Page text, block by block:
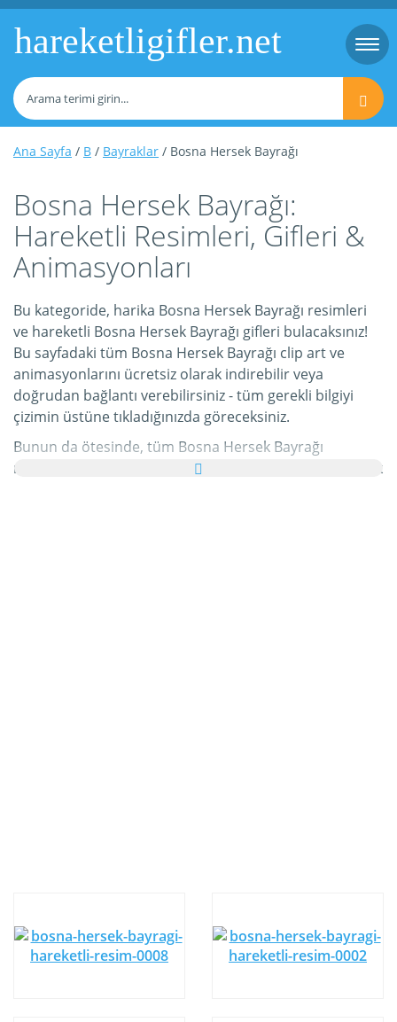
hareketligifler.net
Ana Sayfa / B / Bayraklar / Bosna Hersek Bayrağı
Bosna Hersek Bayrağı:
Hareketli Resimleri, Gifleri &
Animasyonları
Bu kategoride, harika Bosna Hersek Bayrağı resimleri
ve hareketli Bosna Hersek Bayrağı gifleri bulacaksınız!
Bu sayfadaki tüm Bosna Hersek Bayrağı clip art ve
animasyonlarını ücretsiz olarak indirebilir veya
doğrudan bağlantı verebilirsiniz - tüm gerekli bilgiyi
çizimin üstüne tıkladığınızda göreceksiniz.
Bunun da ötesinde, tüm Bosna Hersek Bayrağı
resimlerini ailenize ve arkadaşlarınıza tebrik kartı olarak